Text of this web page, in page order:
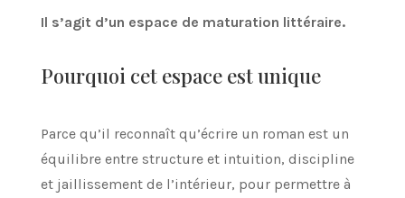
Il s’agit d’un espace de maturation littéraire.
Pourquoi cet espace est unique
Parce qu’il reconnaît qu’écrire un roman est un
équilibre entre structure et intuition, discipline
et jaillissement de l’intérieur, pour permettre à